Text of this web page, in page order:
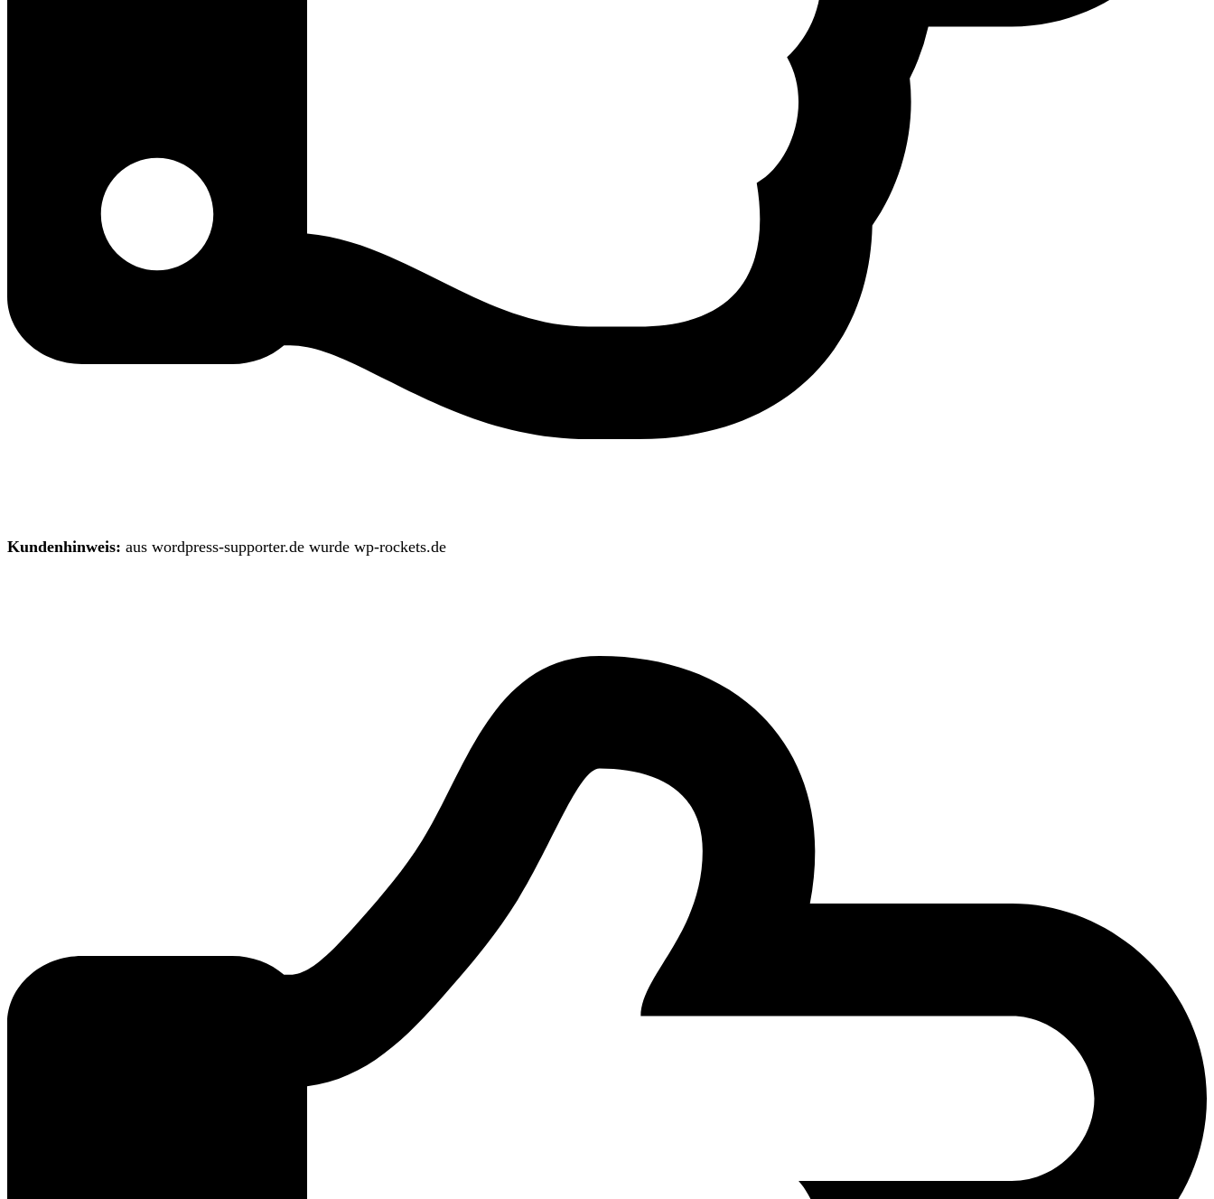
Kundenhinweis: aus wordpress-supporter.de wurde wp-rockets.de